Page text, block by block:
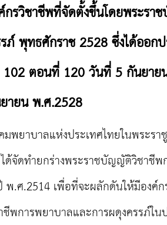
ชาชีพที่จัดตั้งขึ้นโดยพระราช
ภ์ พุทธศักราช 2528 ซึ่งได้ออก
ตอนที่ 120 วันที่ 5 กันยา
ายน พ.ศ.2528
บาลแห่งประเทศไทยในพระรา
ด้จัดทำยกร่างพระราชบัญญัติวิชาชี
พ.ศ.2514 เพื่อที่จะผลักดันให้มีองค์
พการพยาบาลและการผดุงครรภ์ใ